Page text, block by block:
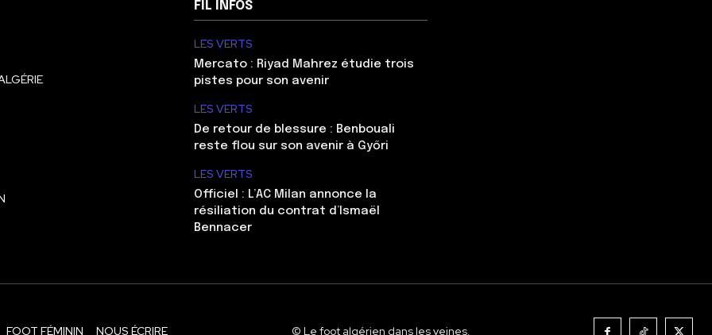
FIL INFOS
LES VERTS
Mercato : Riyad Mahrez étudie trois
pistes pour son avenir
LES VERTS
De retour de blessure : Benbouali
reste flou sur son avenir à Győri
LES VERTS
Officiel : L’AC Milan annonce la
résiliation du contrat d’Ismaël
Bennacer
FOOT FÉMININ NOUS ÉCRIRE © Le foot algérien dans les veines.